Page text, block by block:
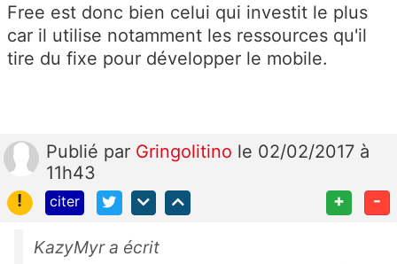
Free est donc bien celui qui investit le plus
car il utilise notamment les ressources qu'il
tire du fixe pour développer le mobile.
Publié par Gringolitino le 02/02/2017 à
11h43
!
citer + -
KazyMyr a écrit